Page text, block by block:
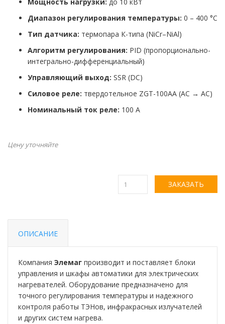
Диапазон регулирования температуры: 0 – 400 °C
Тип датчика: термопара К-типа (NiCr–NiAl)
Алгоритм регулирования: PID (пропорционально-
интегрально-дифференциальный)
Управляющий выход: SSR (DC)
Силовое реле: твердотельное ZGT-100AA (AC → AC)
Номинальный ток реле: 100 А
Цену уточняйте
ЗАКАЗАТЬ
ОПИСАНИЕ
Компания Элемаг производит и поставляет блоки
управления и шкафы автоматики для электрических
нагревателей. Оборудование предназначено для
точного регулирования температуры и надежного
контроля работы ТЭНов, инфракрасных излучателей
и других систем нагрева.